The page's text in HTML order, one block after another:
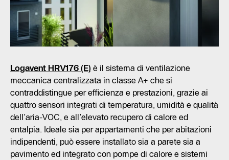
Logavent HRV176 (E) è il sistema di ventilazione
meccanica centralizzata in classe A+ che si
contraddistingue per efficienza e prestazioni, grazie ai
quattro sensori integrati di temperatura, umidità e qualità
dell’aria-VOC, e all’elevato recupero di calore ed
entalpia. Ideale sia per appartamenti che per abitazioni
indipendenti, può essere installato sia a parete sia a
pavimento ed integrato con pompe di calore e sistemi